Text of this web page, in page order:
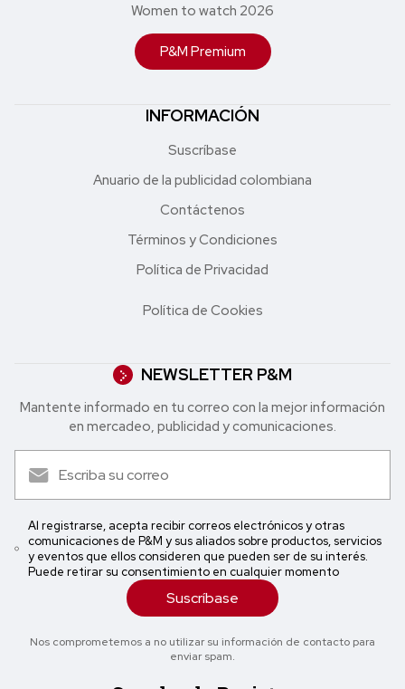
Women to watch 2026
P&M Premium
INFORMACIÓN
Suscríbase
Anuario de la publicidad colombiana
Contáctenos
Términos y Condiciones
Política de Privacidad
Política de Cookies
NEWSLETTER P&M
Mantente informado en tu correo con la mejor in formación
en mercadeo, publicidad y comunicaciones.
Al registrarse, acepta recibir correos electrónicos y otras
comunicaciones de P&M y sus aliados sobre productos, servicios
y eventos que ellos consideren que pueden ser de su interés.
Puede retirar su consentimiento en cualquier momento
Suscríbase
Nos comprometemos a no utilizar su información de contacto para
enviar spam.